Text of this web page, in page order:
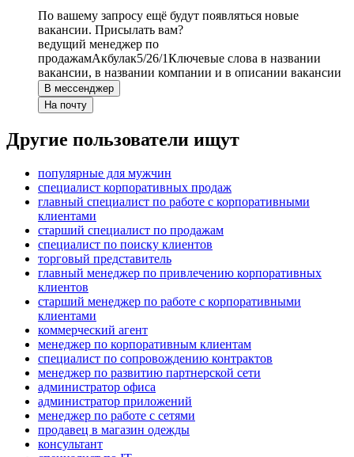
По вашему запросу ещё будут появляться новые
вакансии. Присылать вам?
ведущий менеджер по
продажамАкбулак5/26/1Ключевые слова в названии
вакансии, в названии компании и в описании вакансии
В мессенджер
На почту
Другие пользователи ищут
популярные для мужчин
специалист корпоративных продаж
главный специалист по работе с корпоративными
клиентами
старший специалист по продажам
специалист по поиску клиентов
торговый представитель
главный менеджер по привлечению корпоративных
клиентов
старший менеджер по работе с корпоративными
клиентами
коммерческий агент
менеджер по корпоративным клиентам
специалист по сопровождению контрактов
менеджер по развитию партнерской сети
администратор офиса
администратор приложений
менеджер по работе с сетями
продавец в магазин одежды
консультант